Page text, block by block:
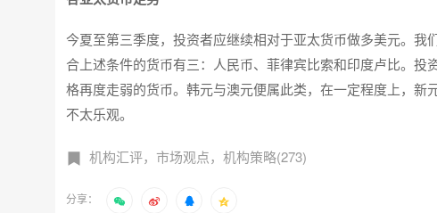
今夏至第三季度，投资者应继续相对于亚太货币做多美元。
合上述条件的货币有三：人民币、菲律宾比索和印度卢比。
格再度走弱的货币。韩元与澳元便属此类，在一定程度上，
不太乐观。
机构汇评，市场观点，机构策略(273)
分享：